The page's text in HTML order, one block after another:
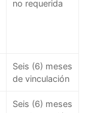
no requerida
Seis (6) meses
de vinculación
Seis (6) meses